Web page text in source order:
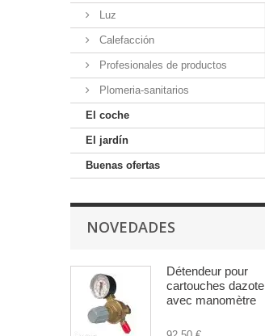
Luz
Calefacción
Profesionales de productos
Plomeria-sanitarios
El coche
El jardín
Buenas ofertas
NOVEDADES
Détendeur pour
cartouches dazote
avec manomètre